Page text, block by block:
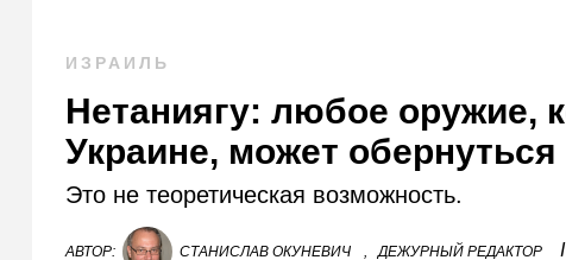
ИЗРАИЛЬ
Нетаниягу: любое оружие,
Украине, может обернуться
Это не теоретическая возможность.
АВТОР: СТАНИСЛАВ ОКУНЕВИЧ , ДЕЖУРНЫЙ РЕДАКТОР I